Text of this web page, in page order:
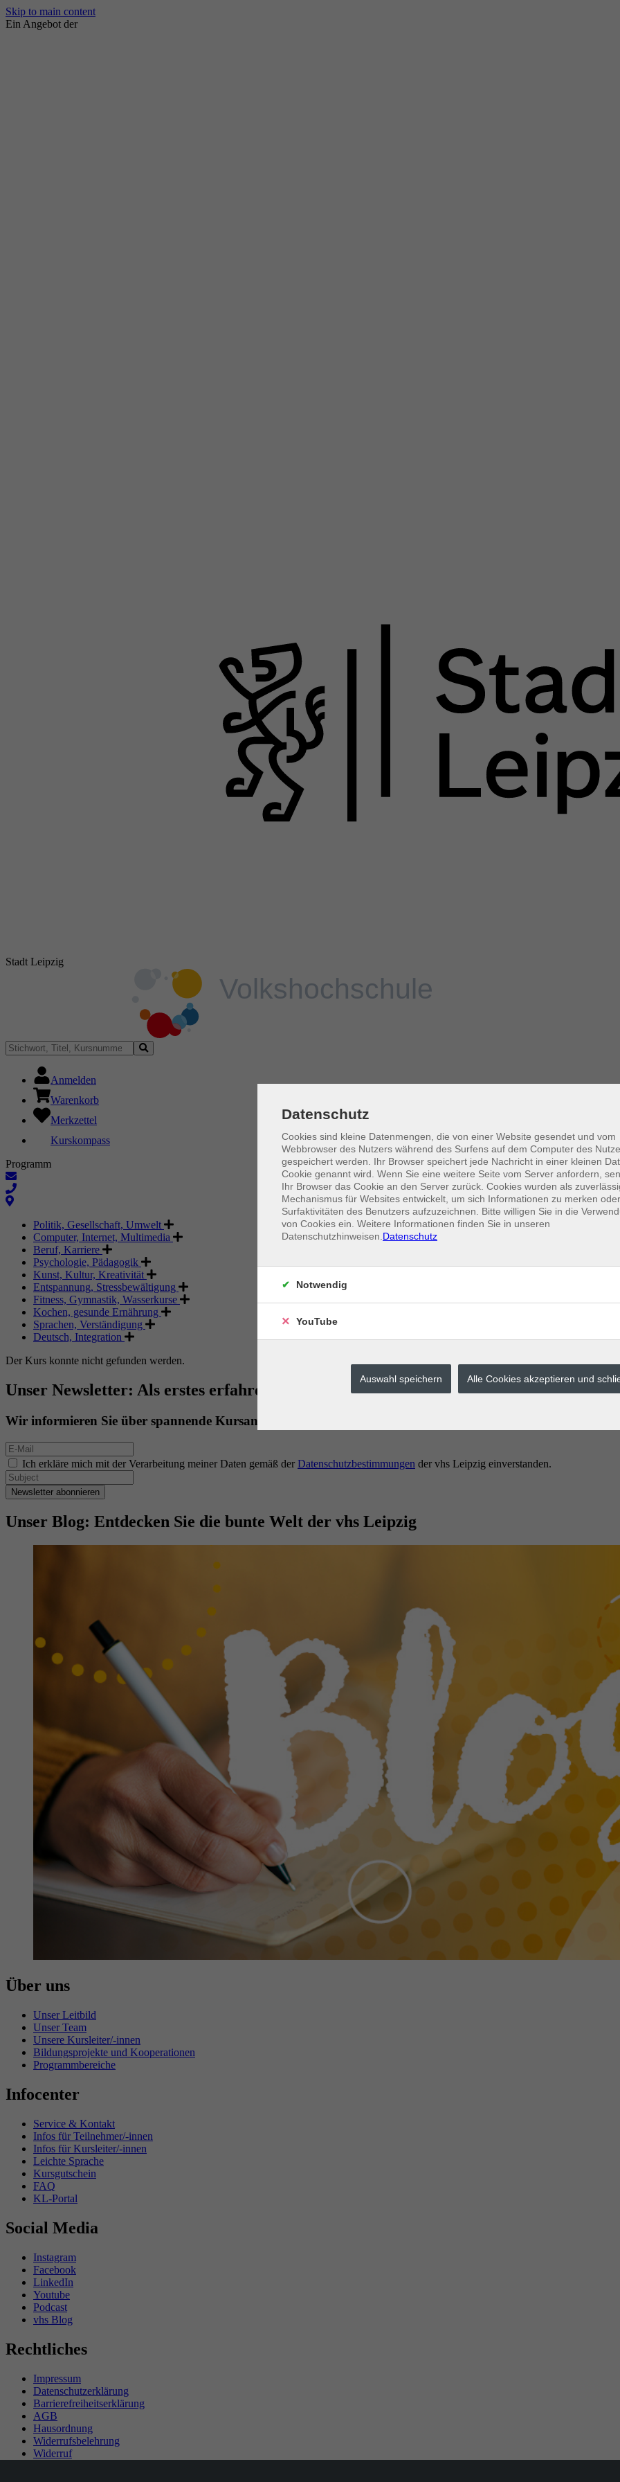
Skip to main content
Ein Angebot der
Stadt Leipzig
Anmelden
Warenkorb
Merkzettel
Kurskompass
Programm
Politik, Gesellschaft, Umwelt
Computer, Internet, Multimedia
Beruf, Karriere
Psychologie, Pädagogik
Kunst, Kultur, Kreativität
Entspannung, Stressbewältigung
Fitness, Gymnastik, Wasserkurse
Kochen, gesunde Ernährung
Sprachen, Verständigung
Deutsch, Integration
Der Kurs konnte nicht gefunden werden.
Unser Newsletter: Als erstes erfahren. Als erstes buchen.
Wir informieren Sie über spannende Kursangebote.
Ich erkläre mich mit der Verarbeitung meiner Daten gemäß der Datenschutzbestimmungen der vhs Leipzig einverstanden.
Newsletter abonnieren
Unser Blog: Entdecken Sie die bunte Welt der vhs Leipzig
Über uns
Unser Leitbild
Unser Team
Unsere Kursleiter/-innen
Bildungsprojekte und Kooperationen
Programmbereiche
Infocenter
Service & Kontakt
Infos für Teilnehmer/-innen
Infos für Kursleiter/-innen
Leichte Sprache
Kursgutschein
FAQ
KL-Portal
Social Media
Instagram
Facebook
LinkedIn
Youtube
Podcast
vhs Blog
Rechtliches
Impressum
Datenschutzerklärung
Barrierefreiheitserklärung
AGB
Hausordnung
Widerrufsbelehrung
Widerruf
Datenschutz
Cookies sind kleine Datenmengen, die von einer Website gesendet und vom
Webbrowser des Nutzers während des Surfens auf dem Computer des
gespeichert werden. Ihr Browser speichert jede Nachricht in einer kleinen
Cookie genannt wird. Wenn Sie eine weitere Seite vom Server anfordern,
Ihr Browser das Cookie an den Server zurück. Cookies wurden als
Mechanismus für Websites entwickelt, um sich Informationen zu merken
Surfaktivitäten des Benutzers aufzuzeichnen. Bitte willigen Sie in die
von Cookies ein. Weitere Informationen finden Sie in unseren
Datenschutzhinweisen. Datenschutz
Notwendig
YouTube
Auswahl speichern Alle Cookies akzeptieren und